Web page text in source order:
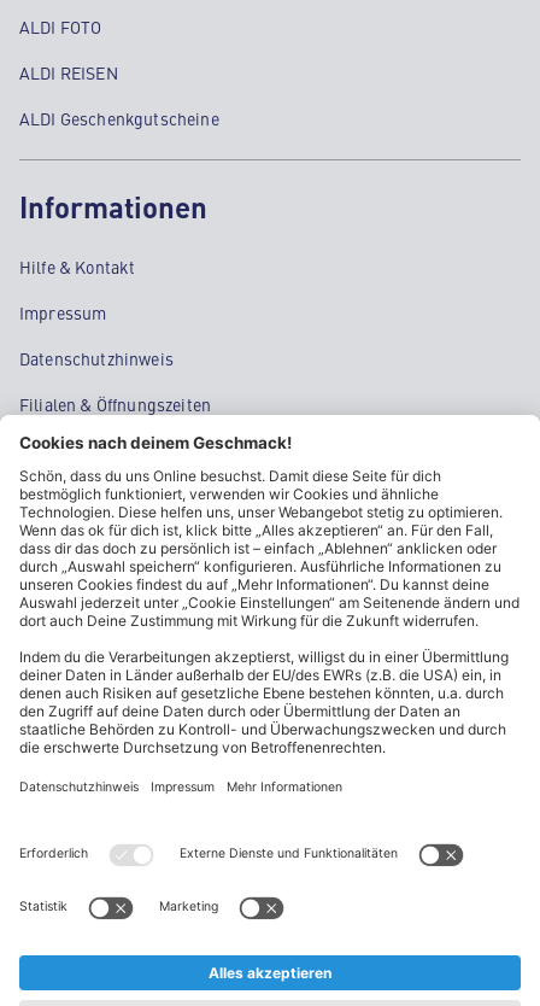
ALDI FOTO
ALDI REISEN
ALDI Geschenkgutscheine
Informationen
Hilfe & Kontakt
Impressum
Datenschutzhinweis
Filialen & Öffnungszeiten
Kontakt
Cookie-Einstellungen
Kundeninformationen
ALDI Nord folgen
* Wir bitten um Beachtung, dass diese Aktionsartikel im
begrenzter Anzahl zur Verfügung stehen. Sie können daher schon
ausverkauft sein.
** Wir bitten um Beachtung, dass diese Artikel nur in begrenzter